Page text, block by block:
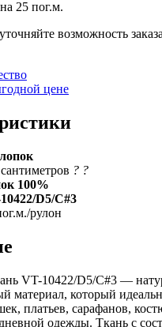
25 пог.м.
возможность
цене
сантиметров ? ?
100%
D5/C#3
рулон
VT-10422/D5/C#3 —
материал, который
платьев, сарафанов,
одежды. Ткань с